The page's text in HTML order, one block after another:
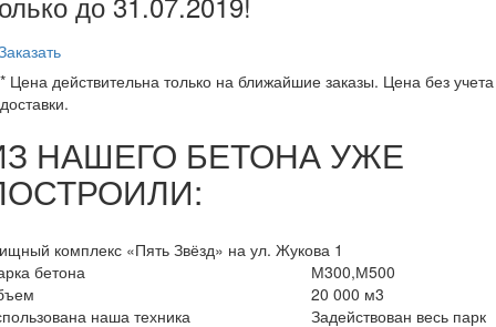
* Цена действительна только на ближайшие заказы. Цена без учета
доставки.
НАШЕГО БЕТОНА УЖЕ
комплекс «Пять Звёзд» на ул. Жукова 1
бетона
М300,М500
20 000 м3
наша техника
Задействован весь парк